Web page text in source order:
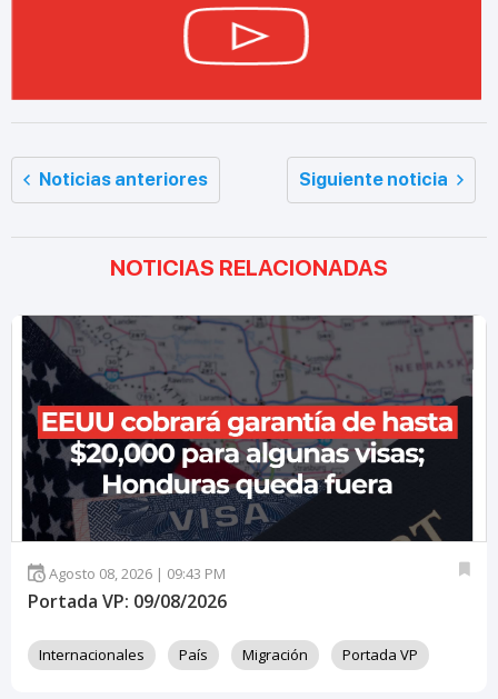
Noticias anteriores Siguiente noticia
NOTICIAS RELACIONADAS
Agosto 08, 2026 | 09:43 PM
Portada VP: 09/08/2026
Internacionales País Migración Portada VP